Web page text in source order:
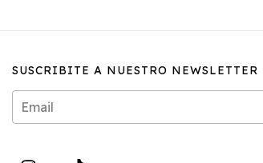
SUSCRIBITE A NUESTRO NEWSLETTER